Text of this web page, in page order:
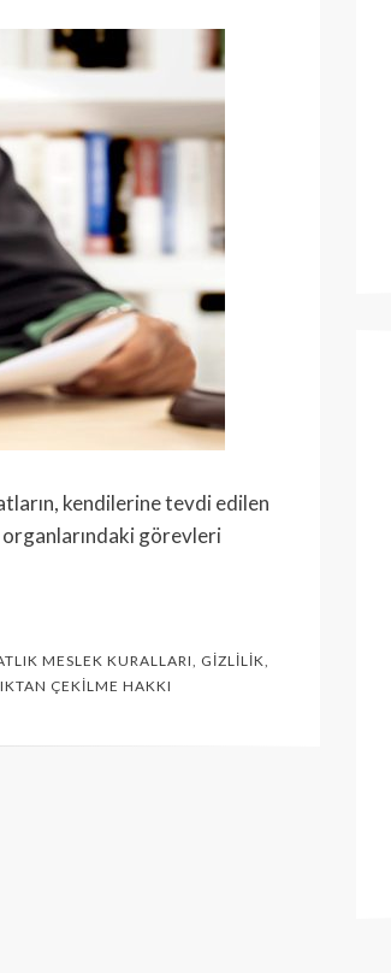
kendilerine tevdi edilen
görevleri
MESLEK KURALLARI, GIZLILIK,
ÇEKILME HAKKI